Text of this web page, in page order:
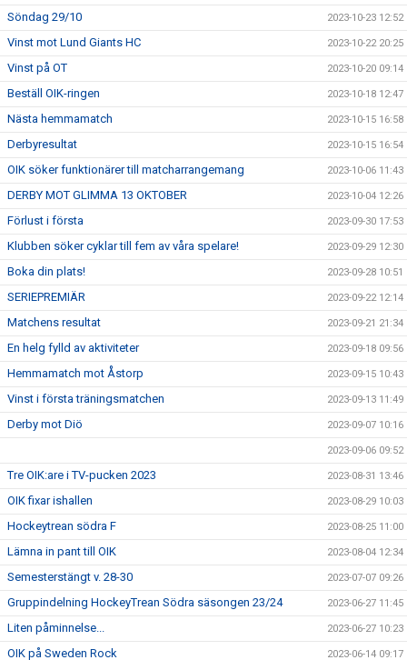
Söndag 29/10 2023-10-23 12:52
Vinst mot Lund Giants HC 2023-10-22 20:25
Vinst på OT 2023-10-20 09:14
Beställ OIK-ringen 2023-10-18 12:47
Nästa hemmamatch 2023-10-15 16:58
Derbyresultat 2023-10-15 16:54
OIK söker funktionärer till matcharrangemang 2023-10-06 11:43
DERBY MOT GLIMMA 13 OKTOBER 2023-10-04 12:26
Förlust i första 2023-09-30 17:53
Klubben söker cyklar till fem av våra spelare! 2023-09-29 12:30
Boka din plats! 2023-09-28 10:51
SERIEPREMIÄR 2023-09-22 12:14
Matchens resultat 2023-09-21 21:34
En helg fylld av aktiviteter 2023-09-18 09:56
Hemmamatch mot Åstorp 2023-09-15 10:43
Vinst i första träningsmatchen 2023-09-13 11:49
Derby mot Diö 2023-09-07 10:16
2023-09-06 09:52
Tre OIK:are i TV-pucken 2023 2023-08-31 13:46
OIK fixar ishallen 2023-08-29 10:03
Hockeytrean södra F 2023-08-25 11:00
Lämna in pant till OIK 2023-08-04 12:34
Semesterstängt v. 28-30 2023-07-07 09:26
Gruppindelning HockeyTrean Södra säsongen 23/24 2023-06-27 11:45
Liten påminnelse... 2023-06-27 10:23
OIK på Sweden Rock 2023-06-14 09:17